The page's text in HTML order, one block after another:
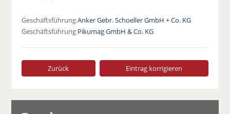
GeschäftsführungAnker Gebr. Schoeller GmbH + Co. KG
Geschäftsführung Pikumag GmbH & Co. KG
Zurück Eintrag korrigieren